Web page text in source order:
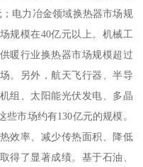
电力冶金领域换热器市场规
规模在40亿元以上。机械工
暖行业换热器市场规模超过
。另外，航天飞行器、半导
组、太阳能光伏发电、多晶
市场约有130亿元的规模。
效率、减少传热面积、降低
得了显著成绩。基于石油、